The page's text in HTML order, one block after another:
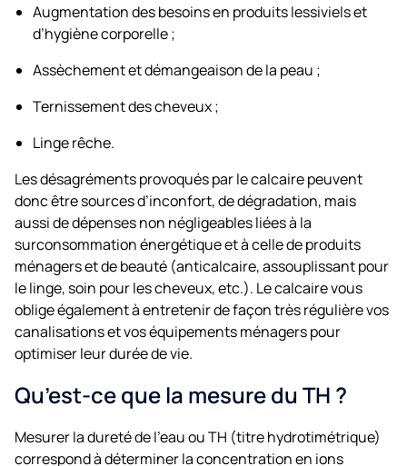
Augmentation des besoins en produits lessiviels et
d’hygiène corporelle ;
Assèchement et démangeaison de la peau ;
Ternissement des cheveux ;
Linge rêche.
Les désagréments provoqués par le calcaire peuvent
donc être sources d’inconfort, de dégradation, mais
aussi de dépenses non négligeables liées à la
surconsommation énergétique et à celle de produits
ménagers et de beauté (anticalcaire, assouplissant pour
le linge, soin pour les cheveux, etc.). Le calcaire vous
oblige également à entretenir de façon très régulière vos
canalisations et vos équipements ménagers pour
optimiser leur durée de vie.
Qu’est-ce que la mesure du TH ?
Mesurer la dureté de l’eau ou TH (titre hydrotimétrique)
correspond à déterminer la concentration en ions